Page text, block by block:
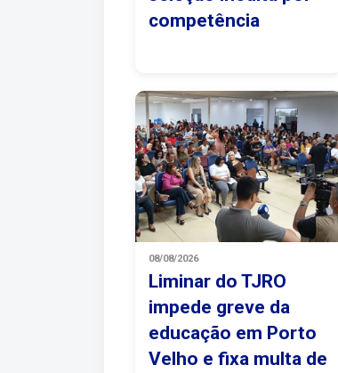
competência
08/08/2026
Liminar do TJRO
impede greve da
educação em Porto
Velho e fixa multa de